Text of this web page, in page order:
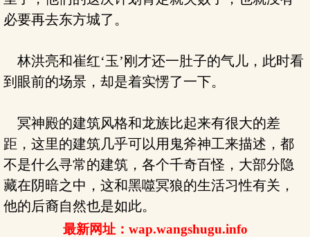
必要再去东方城了。
林洪亮和崔红‘玉’刚才还一肚子的气儿，此时看
到眼前的场景，却是着实愣了一下。
冥神殿的建筑风格和龙族比起来有很大的差
距，这里的建筑几乎可以用鬼斧神工来描述，都
不是什么寻常的建筑，各个千奇百怪，大部分隐
藏在阴暗之中，这和黑噬冥狼的生活习性有关，
他的后裔自然也是如此。
最新网址：wap.wangshugu.info